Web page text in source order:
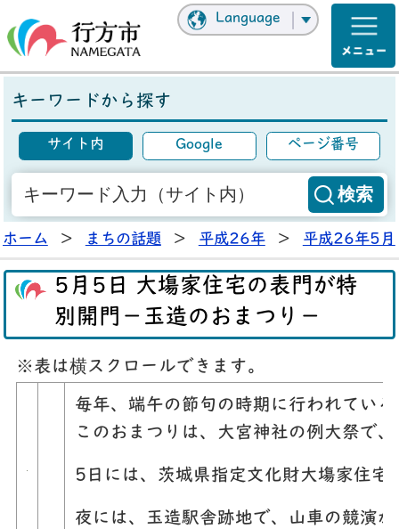
Language
キーワードから探す
サイト内 Google ページ番号
ホーム > まちの話題 > 平成26年 > 平成26年5月
5月5日 大塲家住宅の表門が特
別開門－玉造のおまつり－
※表は横スクロールできます。
毎年、端午の節句の時期に行われてい
このおまつりは、大宮神社の例大祭で
5日には、茨城県指定文化財大塲家住
夜には、玉造駅舎跡地で、山車の競演